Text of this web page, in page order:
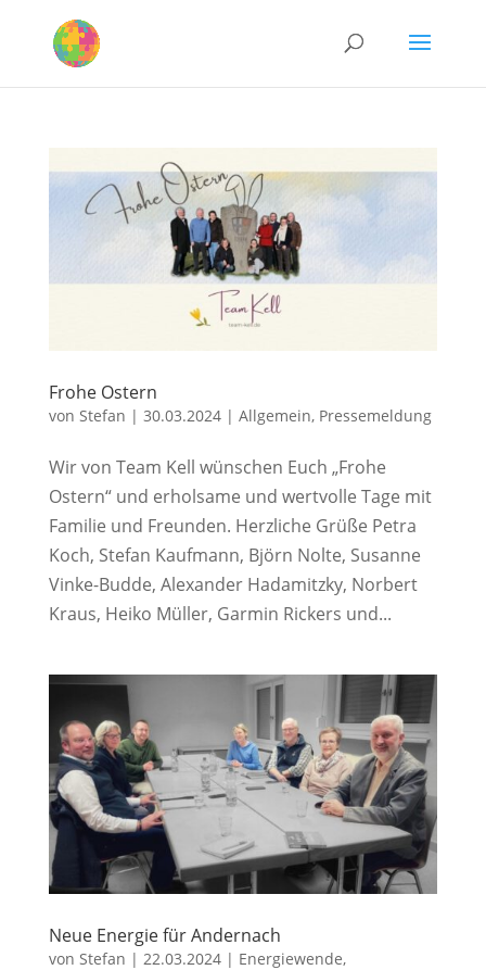
Frohe Ostern
von Stefan | 30.03.2024| Allgemein, Pressemeldung
Wir von Team Kell wünschen Euch „Frohe
Ostern“ und erholsame und wertvolle Tage mit
Familie und Freunden. Herzliche Grüße Petra
Koch, Stefan Kaufmann, Björn Nolte, Susanne
Vinke-Budde, Alexander Hadamitzky, Norbert
Kraus, Heiko Müller, Garmin Rickers und...
Neue Energie für Andernach
von Stefan | 22.03.2024| Energiewende,